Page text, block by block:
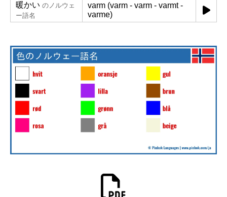
暖かい のノルウェ
ー語名
varm (varm - varm - varmt -
varme)